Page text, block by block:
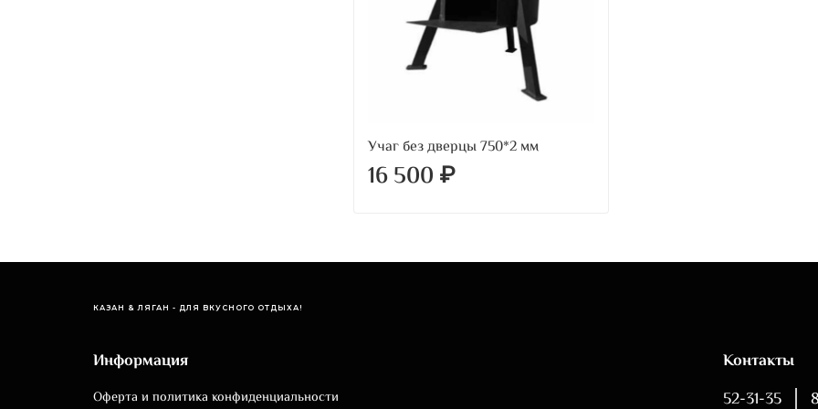
Учаг без дверцы 750*2 мм
16 500 ₽
КАЗАН & ЛЯГАН - ДЛЯ ВКУСНОГО ОТДЫХА!
Информация
Оферта и политика конфиденциальности
Контакты
52-31-35